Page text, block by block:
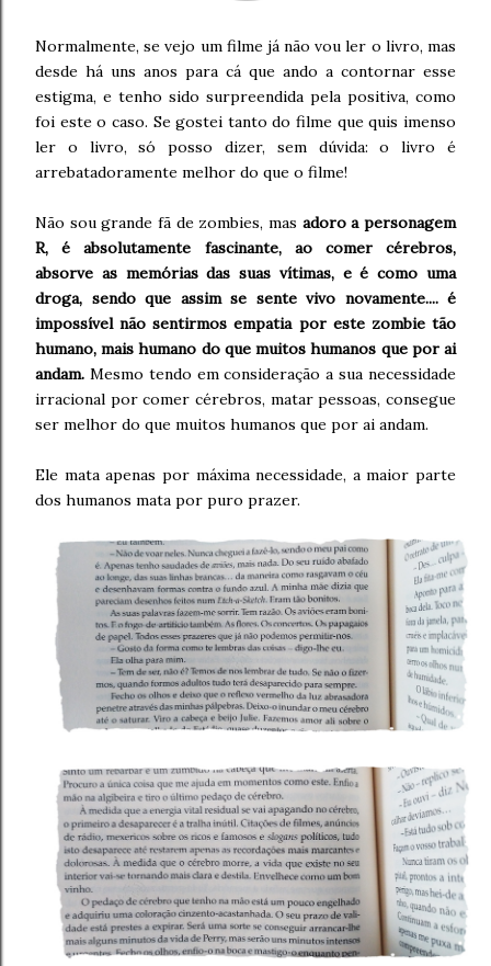
Normalmente, se vejo um filme já não vou ler o livro, mas
desde há uns anos para cá que ando a contornar esse
estigma, e tenho sido surpreendida pela positiva, como
foi este o caso. Se gostei tanto do filme que quis imenso
ler o livro, só posso dizer, sem dúvida: o livro é
arrebatadoramente melhor do que o filme!
Não sou grande fã de zombies, mas adoro a personagem
R, é absolutamente fascinante, ao comer cérebros,
absorve as memórias das suas vítimas, e é como uma
droga, sendo que assim se sente vivo novamente.... é
impossível não sentirmos empatia por este zombie tão
humano, mais humano do que muitos humanos que por ai
andam. Mesmo tendo em consideração a sua necessidade
irracional por comer cérebros, matar pessoas, consegue
ser melhor do que muitos humanos que por ai andam.
Ele mata apenas por máxima necessidade, a maior parte
dos humanos mata por puro prazer.